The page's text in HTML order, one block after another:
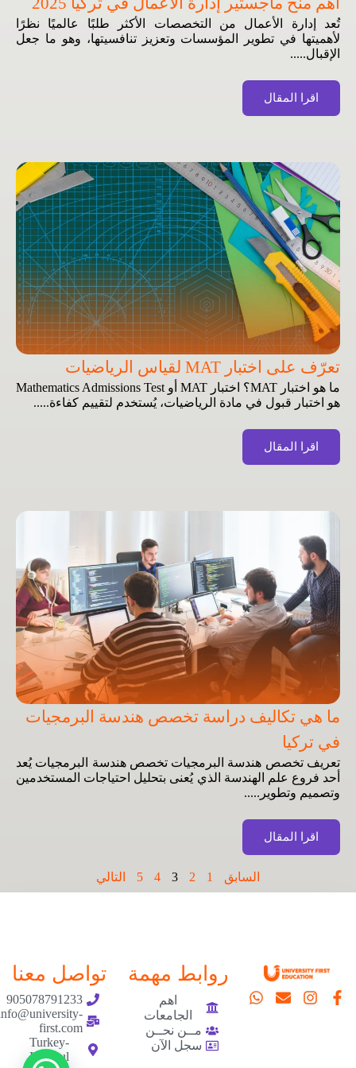
تُعد إدارة الأعمال من التخصصات الأكثر طلبًا عالميًا نظرًا
لأهميتها في تطوير المؤسسات وتعزيز تنافسيتها، وهو ما جعل
الإقبال.....
اقرا المقال
تعرّف على اختبار MAT لقياس الرياضيات
ما هو اختبار MAT؟ اختبار MAT أو Mathematics Admissions Test
هو اختبار قبول في مادة الرياضيات، يُستخدم لتقييم كفاءة.....
اقرا المقال
ما هي تكاليف دراسة تخصص هندسة البرمجيات
في تركيا
تعريف تخصص هندسة البرمجيات تخصص هندسة البرمجيات يُعد
أحد فروع علم الهندسة الذي يُعنى بتحليل احتياجات المستخدمين
وتصميم وتطوير.....
اقرا المقال
السابق 1
2
3
4
5 التالي
روابط مهمة
اهم
الجامعات
مــن نحــن
سجل الآن
تواصل معنا
905078791233
first.com
Turkey-
Istanbul